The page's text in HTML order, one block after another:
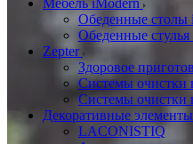
Мебель iModern
Обеденные столы
Обеденные
Zepter
Здоровое
Системы очистки
Системы очистки
Декоративные элементы
LACONISTIQ